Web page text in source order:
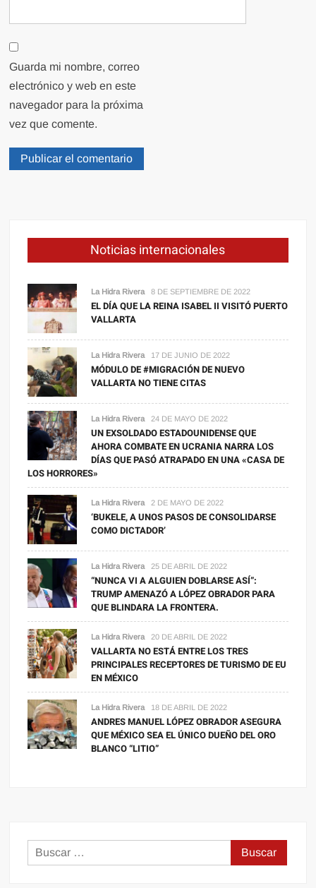
Guarda mi nombre, correo
electrónico y web en este
navegador para la próxima
vez que comente.
Noticias internacionales
La Hidra Rivera 8 DE SEPTIEMBRE DE 2022
EL DÍA QUE LA REINA ISABEL II VISITÓ PUERTO
VALLARTA
La Hidra Rivera 17 DE JUNIO DE 2022
MÓDULO DE #MIGRACIÓN DE NUEVO
VALLARTA NO TIENE CITAS
La Hidra Rivera 24 DE MAYO DE 2022
UN EXSOLDADO ESTADOUNIDENSE QUE
AHORA COMBATE EN UCRANIA NARRA LOS
DÍAS QUE PASÓ ATRAPADO EN UNA «CASA DE
LOS HORRORES»
La Hidra Rivera 2 DE MAYO DE 2022
‘BUKELE, A UNOS PASOS DE CONSOLIDARSE
COMO DICTADOR’
La Hidra Rivera 25 DE ABRIL DE 2022
“NUNCA VI A ALGUIEN DOBLARSE ASÍ”:
TRUMP AMENAZÓ A LÓPEZ OBRADOR PARA
QUE BLINDARA LA FRONTERA.
La Hidra Rivera 20 DE ABRIL DE 2022
VALLARTA NO ESTÁ ENTRE LOS TRES
PRINCIPALES RECEPTORES DE TURISMO DE EU
EN MÉXICO
La Hidra Rivera 18 DE ABRIL DE 2022
ANDRES MANUEL LÓPEZ OBRADOR ASEGURA
QUE MÉXICO SEA EL ÚNICO DUEÑO DEL ORO
BLANCO “LITIO”
Buscar: